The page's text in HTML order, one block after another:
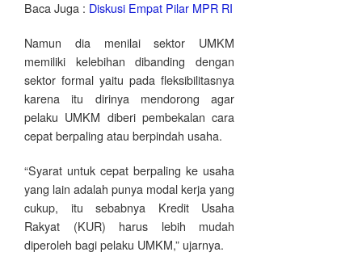
Baca Juga : Diskusi Empat Pilar MPR RI
Namun dia menilai sektor UMKM
memiliki kelebihan dibanding dengan
sektor formal yaitu pada fleksibilitasnya
karena itu dirinya mendorong agar
pelaku UMKM diberi pembekalan cara
cepat berpaling atau berpindah usaha.
“Syarat untuk cepat berpaling ke usaha
yang lain adalah punya modal kerja yang
cukup, itu sebabnya Kredit Usaha
Rakyat (KUR) harus lebih mudah
diperoleh bagi pelaku UMKM,” ujarnya.